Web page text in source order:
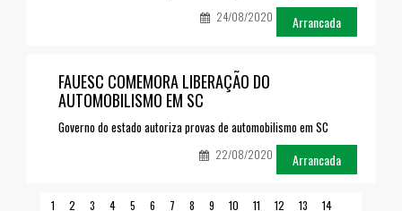
Arrancada
24/08/2020
FAUESC COMEMORA LIBERAÇÃO DO
AUTOMOBILISMO EM SC
Governo do estado autoriza provas de automobilismo em SC
Arrancada
22/08/2020
1 2 3 4 5 6 7 8 9 10 11 12 13
14